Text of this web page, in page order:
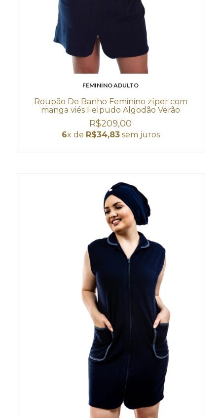
FEMININO ADULTO
Roupão De Banho Feminino zíper com
manga viés Felpudo Algodão Verão
R$209,00
6x de R$34,83sem juros